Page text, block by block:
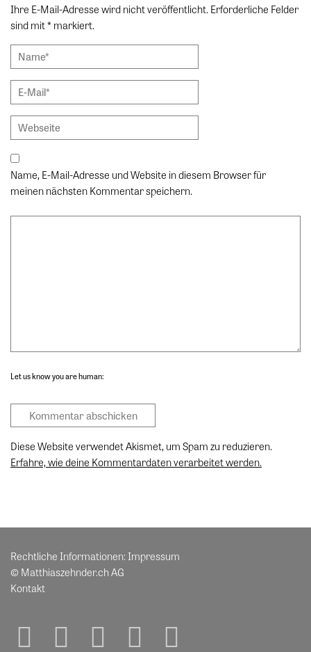
Ihre E-Mail-Adresse wird nicht veröffentlicht. Erforderliche Felder
sind mit * markiert.
Name, E-Mail-Adresse und Website in diesem Browser für
meinen nächsten Kommentar speichern.
Let us know you are human:
Diese Website verwendet Akismet, um Spam zu reduzieren.
Erfahre, wie deine Kommentardaten verarbeitet werden.
Rechtliche Informationen: Impressum
© Matthiaszehnder.ch AG
Kontakt